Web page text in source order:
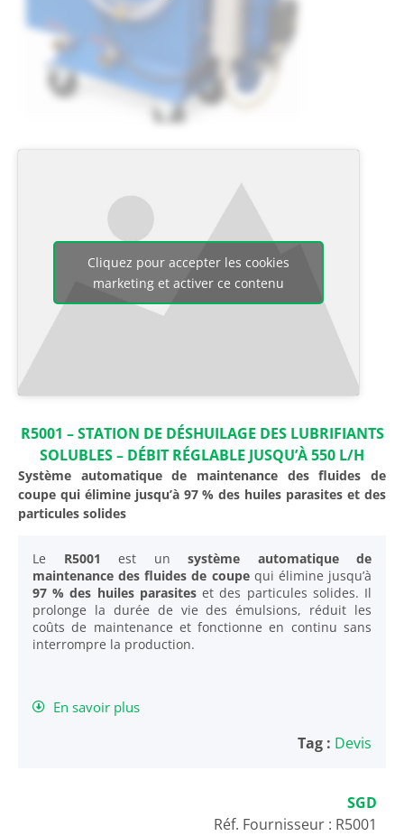
Cliquez pour accepter les cookies
marketing et activer ce contenu
R5001 – STATION DE DÉSHUILAGE DES LUBRIFIANTS
SOLUBLES – DÉBIT RÉGLABLE JUSQU’À 550 L/H
Système automatique de maintenance des fluides de
coupe qui élimine jusqu’à 97 % des huiles parasites et des
particules solides
Le R5001 est un système automatique de
maintenance des fluides de coupequi élimine jusqu’à
97 % des huiles parasiteset des particules solides. Il
prolonge la durée de vie des émulsions, réduit les
coûts de maintenance et fonctionne en continu sans
interrompre la production.
En savoir plus
Tag : Devis
SGD
Réf. Fournisseur : R5001